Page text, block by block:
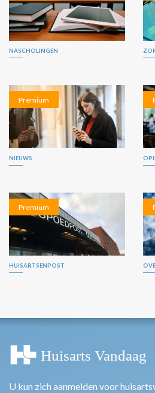
NASCHOLINGEN
Premium
NIEUWS
Premium
HUISARTSENPOST
U kun zich aanmelden voor